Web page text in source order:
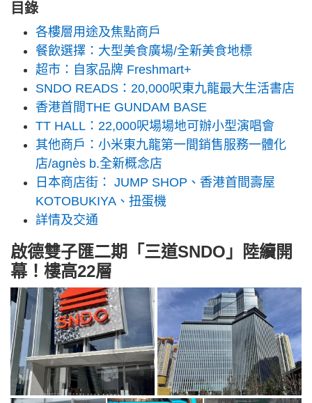
目錄
各樓層用途及焦點商戶
餐飲選擇：大型美食廣場/全新美食地標
超市：自家品牌 Freshmart+
SNDO READS：20,000呎東九龍最大生活書店
香港首間THE GUNDAM BASE
TT HALL：22,000呎場場地可辦小型演唱會
其他商戶：小米東九龍第一間銷售服務一體化
店/agnès b.全新概念店
日本商店街： JUMP SHOP、香港首間壽屋
KOTOBUKIYA、扭蛋機
詳情及交通
啟德雙子匯二期「三道SNDO」陸續開
幕！樓高22層